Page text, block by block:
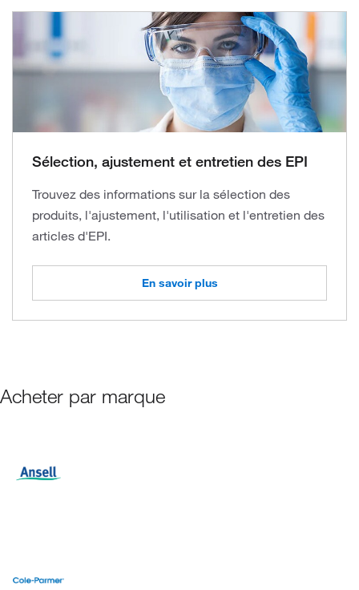
Sélection, ajustement et entretien des EPI
Trouvez des informations sur la sélection des
produits, l'ajustement, l'utilisation et l'entretien des
articles d'EPI.
En savoir plus
Acheter par marque